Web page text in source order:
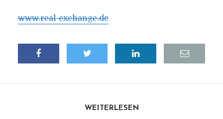
www.real-exchange.de
WEITERLESEN